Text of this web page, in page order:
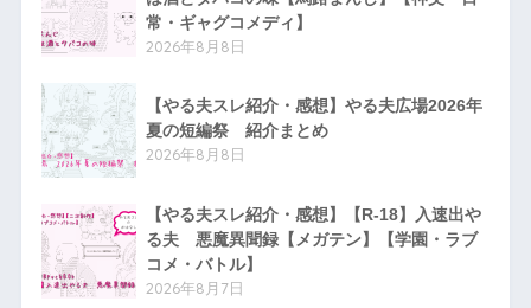
常・ギャグコメディ】
2026年8月8日
【やる夫スレ紹介・感想】やる夫広場2026年
夏の短編祭 紹介まとめ
2026年8月8日
【やる夫スレ紹介・感想】【R-18】入速出や
る夫 悪魔異聞録【メガテン】【学園・ラブ
コメ・バトル】
2026年8月7日